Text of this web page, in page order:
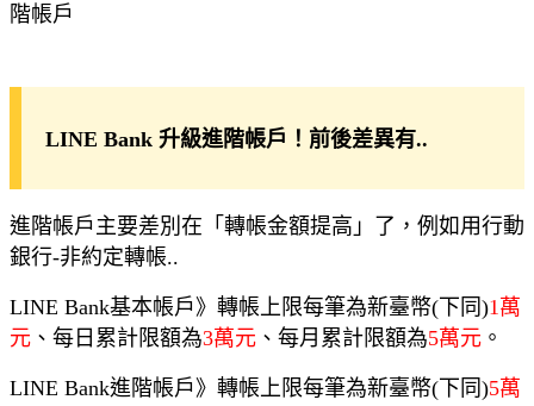
階帳戶
LINE Bank 升級進階帳戶！前後差異有..
進階帳戶主要差別在「轉帳金額提高」了，例如用行動
銀行-非約定轉帳..
LINE Bank基本帳戶》轉帳上限每筆為新臺幣(下同)1萬
元 、每日累計限額為3萬元 、每月累計限額為5萬元 。
LINE Bank進階帳戶》轉帳上限每筆為新臺幣(下同)5萬